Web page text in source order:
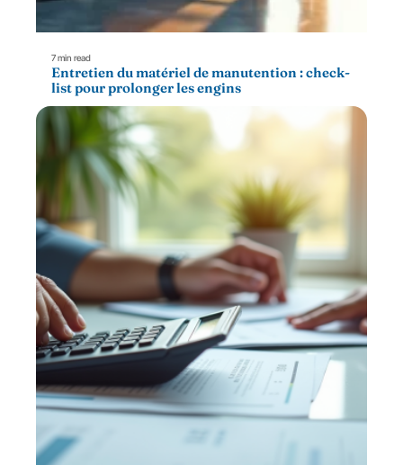
7 min read
Entretien du matériel de manutention : check-
list pour prolonger les engins